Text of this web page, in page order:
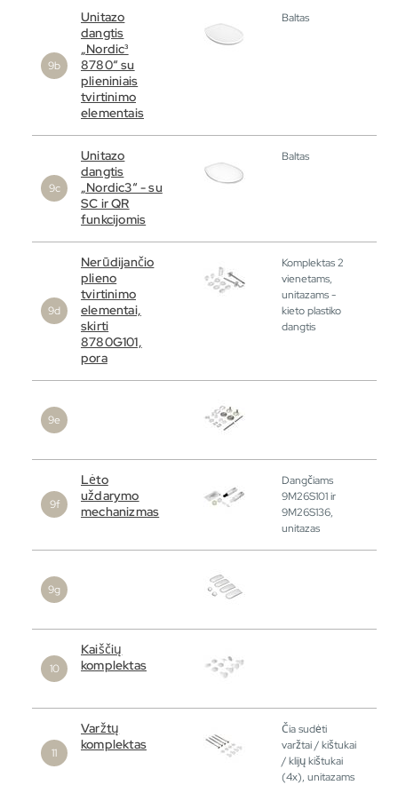
Unitazo
dangtis
„Nordic³
8780“ su
plieniniais
tvirtinimo
elementais
Baltas
Unitazo
dangtis
„Nordic3“ - su
SC ir QR
funkcijomis
Baltas
Nerūdijančio
plieno
tvirtinimo
elementai,
skirti
8780G101,
pora
Komplektas 2
vienetams,
unitazams -
kieto plastiko
dangtis
Lėto
uždarymo
mechanizmas
Dangčiams
9M26S101 ir
9M26S136,
unitazas
Kaiščių
komplektas
Varžtų
komplektas
Čia sudėti
varžtai / kištukai
/ klijų kištukai
(4x), unitazams